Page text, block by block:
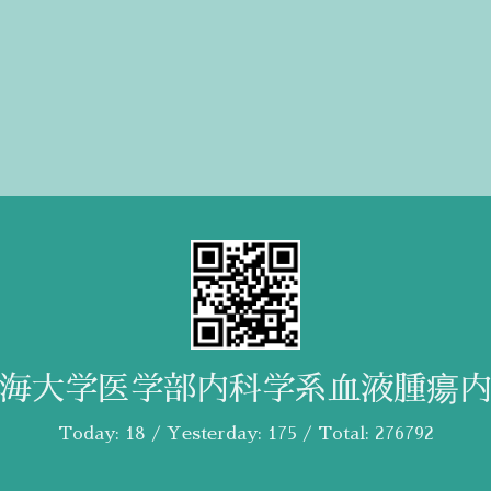
大学医学部内科学系血液腫瘍
Today: 18 / Yesterday: 175 / Total: 276792